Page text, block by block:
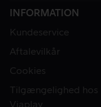
INFORMATION
Kundeservice
Aftalevilkår
Cookies
Tilgængelighed hos
Viaplay